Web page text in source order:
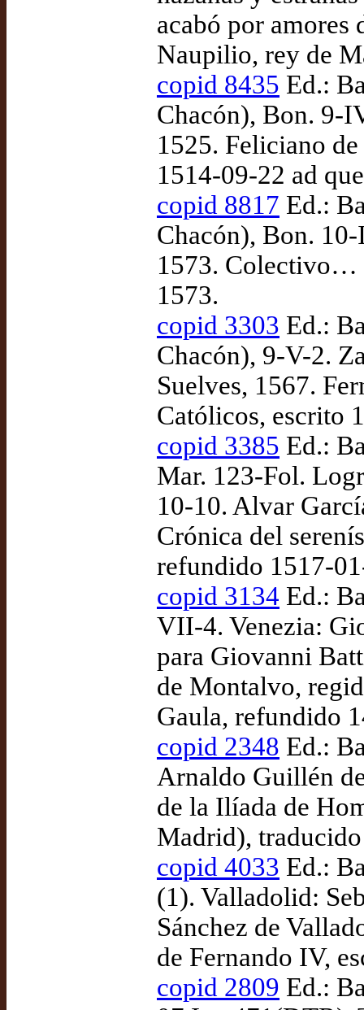
acabó por amores
Naupilio, rey de
copid 8435 Ed.:
Chacón), Bon. 9-
1525. Feliciano
1514-09-22 ad
copid 8817 Ed.:
Chacón), Bon.
1573. Colectivo…
1573.
copid 3303 Ed.:
Chacón), 9-V-2.
Suelves, 1567.
Católicos, escrito
copid 3385 Ed.:
Mar. 123-Fol.
10-10. Alvar
Crónica del
refundido 1517-
copid 3134 Ed.:
VII-4. Venezia:
para Giovanni
de Montalvo,
Gaula, refundido
copid 2348 Ed.:
Arnaldo Guillén
de la Ilíada de
Madrid),
copid 4033 Ed.:
(1). Valladolid:
Sánchez de
de Fernando IV,
copid 2809 Ed.: